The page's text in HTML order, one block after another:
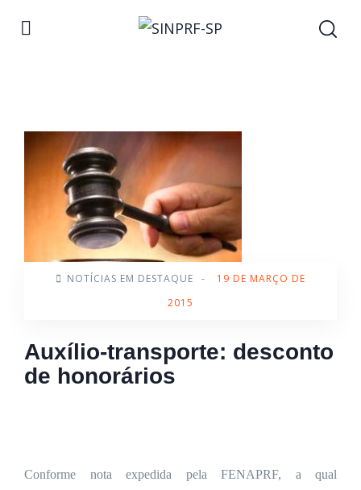
NOTÍCIAS EM DESTAQUE -
19 DE MARÇO DE
2015
Auxílio-transporte: desconto
de honorários
Conforme nota expedida pela FENAPRF, a qual